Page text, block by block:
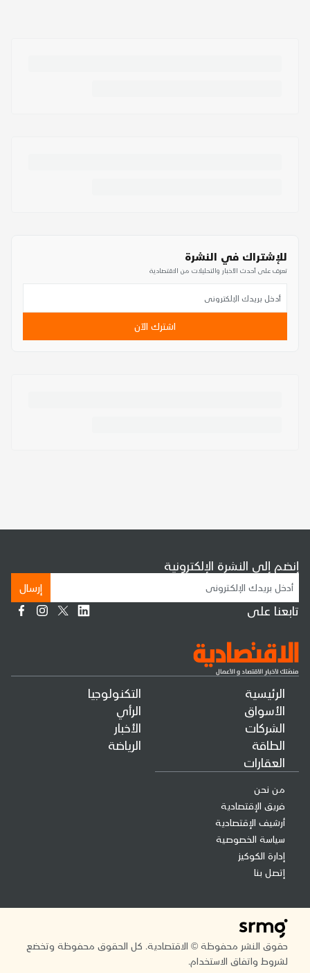
للإشتراك في النشرة
تعرف على أحدث الأخبار والتحليلات من الاقتصادية
اشترك الآن
الرئيسية
الأسواق
الشركات
الطاقة
العقارات
التكنولوجيا
الرأي
الأخبار
الرياضة
من نحن
فريق الإقتصادية
أرشيف الإقتصادية
سياسة الخصوصية
إدارة الكوكيز
إتصل بنا
إنضم إلى النشرة الإلكترونية
إرسال
تابعنا على
حقوق النشر محفوظة © الاقتصادية. كل الحقوق محفوظة وتخضع
لشروط واتفاق الاستخدام.